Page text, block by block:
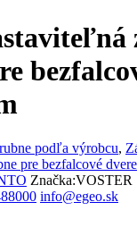
podľa výrobcu,
pre bezfalcové dvere
Značka:VOSTER
info@egeo.sk